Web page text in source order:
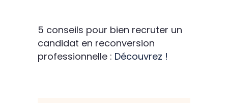
5 conseils pour bien recruter un
candidat en reconversion
professionnelle : Découvrez !